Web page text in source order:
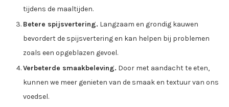
tijdens de maaltijden.
Betere spijsvertering. Langzaam en grondig kauwen
bevordert de spijsvertering en kan helpen bij problemen
zoals een opgeblazen gevoel.
Verbeterde smaakbeleving. Door met aandacht te eten,
kunnen we meer genieten van de smaak en textuur van ons
voedsel.